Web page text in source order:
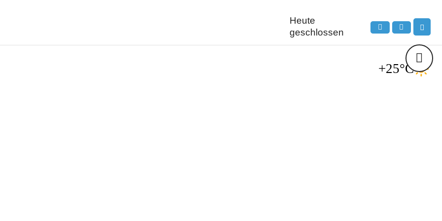
Heute
geschlossen
+25°C